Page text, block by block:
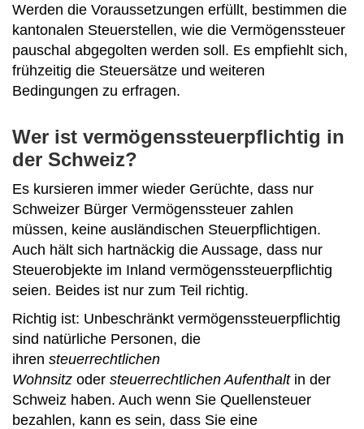
Werden die Voraussetzungen erfüllt, bestimmen die
kantonalen Steuerstellen, wie die Vermögenssteuer
pauschal abgegolten werden soll. Es empfiehlt sich,
frühzeitig die Steuersätze und weiteren
Bedingungen zu erfragen.
Wer ist vermögenssteuerpflichtig in
der Schweiz?
Es kursieren immer wieder Gerüchte, dass nur
Schweizer Bürger Vermögenssteuer zahlen
müssen, keine ausländischen Steuerpflichtigen.
Auch hält sich hartnäckig die Aussage, dass nur
Steuerobjekte im Inland vermögenssteuerpflichtig
seien. Beides ist nur zum Teil richtig.
Richtig ist: Unbeschränkt vermögenssteuerpflichtig
sind natürliche Personen, die
ihren steuerrechtlichen
Wohnsitz oder steuerrechtlichen Aufenthaltin der
Schweiz haben. Auch wenn Sie Quellensteuer
bezahlen, kann es sein, dass Sie eine